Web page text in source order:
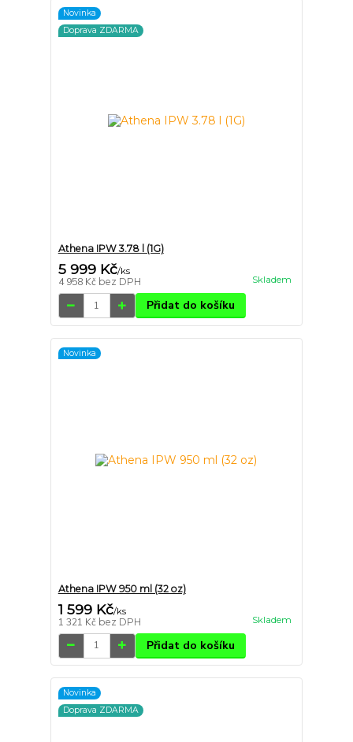
Novinka
Doprava ZDARMA
Athena IPW 3.78 l (1G)
5 999 Kč/ks
4 958 Kč bez DPH Skladem
Přidat do košíku
Novinka
Athena IPW 950 ml (32 oz)
1 599 Kč/ks
1 321 Kč bez DPH Skladem
Přidat do košíku
Novinka
Doprava ZDARMA